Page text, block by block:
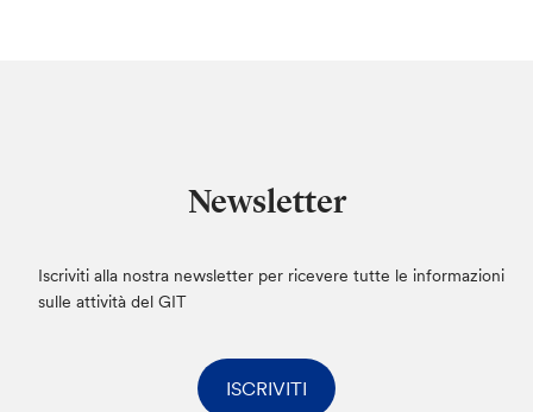
Newsletter
Iscriviti alla nostra newsletter per ricevere tutte le informazioni
sulle attività del GIT
ISCRIVITI